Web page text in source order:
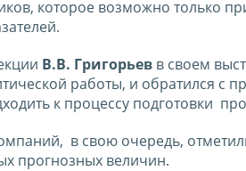
которое возможно только
В.В. Григорьев в своем
работы, и обратился с
к процессу подготовки
в свою очередь,
прогнозных величин.